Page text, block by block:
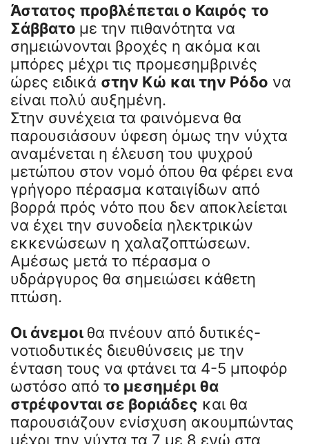
Άστατος προβλέπεται ο Καιρός το
Σάββατο με την πιθανότητα να
σημειώνονται βροχές η ακόμα και
μπόρες μέχρι τις προμεσημβρινές
ώρες ειδικά στην Κώ και την Ρόδο να
είναι πολύ αυξημένη.
Στην συνέχεια τα φαινόμενα θα
παρουσιάσουν ύφεση όμως την νύχτα
αναμένεται η έλευση του ψυχρού
μετώπου στον νομό όπου θα φέρει ενα
γρήγορο πέρασμα καταιγίδων από
βορρά πρός νότο που δεν αποκλείεται
να έχει την συνοδεία ηλεκτρικών
εκκενώσεων η χαλαζοπτώσεων.
Αμέσως μετά το πέρασμα ο
υδράργυρος θα σημειώσει κάθετη
πτώση.
Οι άνεμοι θα πνέουν από δυτικές-
νοτιοδυτικές διευθύνσεις με την
ένταση τους να φτάνει τα 4-5 μποφόρ
ωστόσο από το μεσημέρι θα
στρέφονται σε βοριάδες και θα
παρουσιάζουν ενίσχυση ακουμπώντας
μέχρι την νύχτα τα 7 με 8 ενώ στα